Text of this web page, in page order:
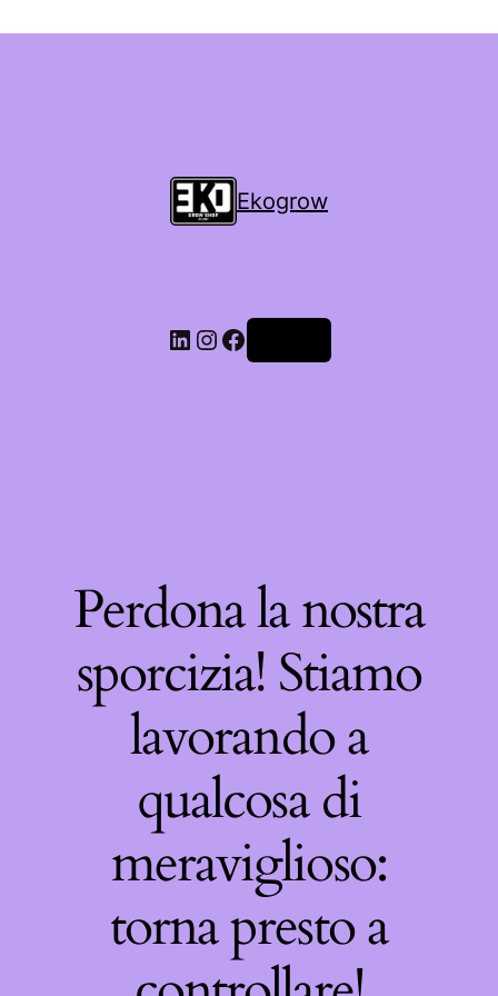
Ekogrow
Perdona la nostra
sporcizia! Stiamo
lavorando a
qualcosa di
meraviglioso:
torna presto a